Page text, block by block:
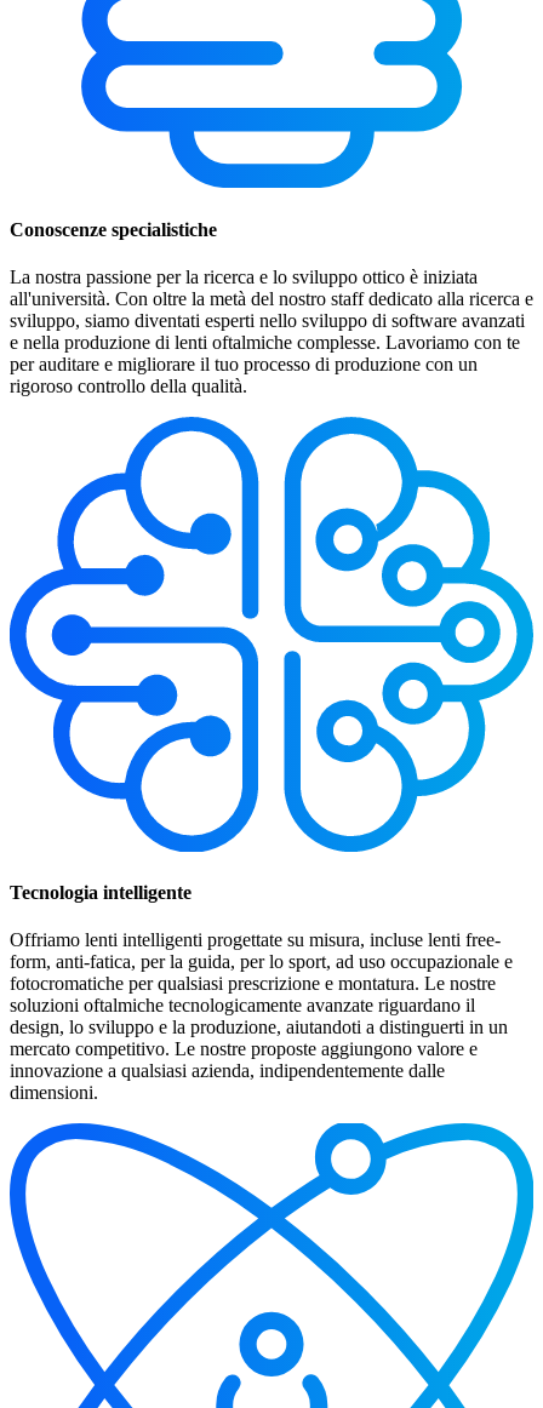
Conoscenze specialistiche
La nostra passione per la ricerca e lo sviluppo ottico è iniziata
all'università. Con oltre la metà del nostro staff dedicato alla ricerca e
sviluppo, siamo diventati esperti nello sviluppo di software avanzati
e nella produzione di lenti oftalmiche complesse. Lavoriamo con te
per auditare e migliorare il tuo processo di produzione con un
rigoroso controllo della qualità.
Tecnologia intelligente
Offriamo lenti intelligenti progettate su misura, incluse lenti free-
form, anti-fatica, per la guida, per lo sport, ad uso occupazionale e
fotocromatiche per qualsiasi prescrizione e montatura. Le nostre
soluzioni oftalmiche tecnologicamente avanzate riguardano il
design, lo sviluppo e la produzione, aiutandoti a distinguerti in un
mercato competitivo. Le nostre proposte aggiungono valore e
innovazione a qualsiasi azienda, indipendentemente dalle
dimensioni.